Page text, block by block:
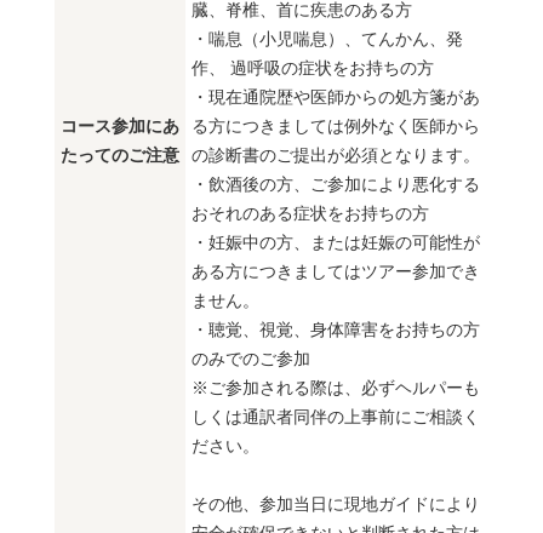
コース参加にあ
たってのご注意
臓、脊椎、首に疾患のある方
・喘息（小児喘息）、てんかん、発
作、 過呼吸の症状をお持ちの方
・現在通院歴や医師からの処方箋があ
る方につきましては例外なく医師から
の診断書のご提出が必須となります。
・飲酒後の方、ご参加により悪化する
おそれのある症状をお持ちの方
・妊娠中の方、または妊娠の可能性が
ある方につきましてはツアー参加でき
ません。
・聴覚、視覚、身体障害をお持ちの方
のみでのご参加
※ご参加される際は、必ずヘルパーも
しくは通訳者同伴の上事前にご相談く
ださい。
その他、参加当日に現地ガイドにより